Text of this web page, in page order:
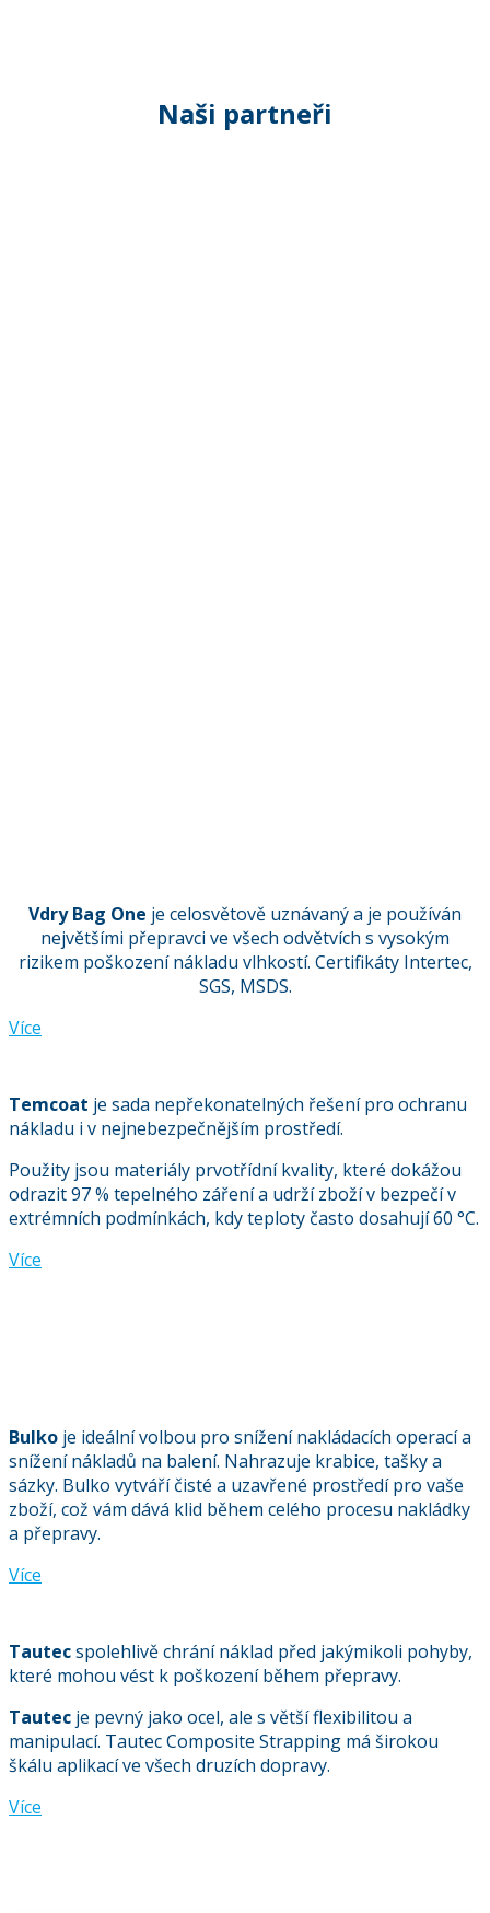
Naši partneři
Vdry Bag One je celosvětově uznávaný a je používán
největšími přepravci ve všech odvětvích s vysokým
rizikem poškození nákladu vlhkostí. Certifikáty Intertec,
SGS, MSDS.
Více
Temcoat je sada nepřekonatelných řešení pro ochranu
nákladu i v nejnebezpečnějším prostředí.
Použity jsou materiály prvotřídní kvality, které dokážou
odrazit 97 % tepelného záření a udrží zboží v bezpečí v
extrémních podmínkách, kdy teploty často dosahují 60 °C.
Více
Bulko je ideální volbou pro snížení nakládacích operací a
snížení nákladů na balení. Nahrazuje krabice, tašky a
sázky. Bulko vytváří čisté a uzavřené prostředí pro vaše
zboží, což vám dává klid během celého procesu nakládky
a přepravy.
Více
Tautecspolehlivě chrání náklad před jakýmikoli pohyby,
které mohou vést k poškození během přepravy.
Tautec je pevný jako ocel, ale s větší flexibilitou a
manipulací. Tautec Composite Strapping má širokou
škálu aplikací ve všech druzích dopravy.
Více